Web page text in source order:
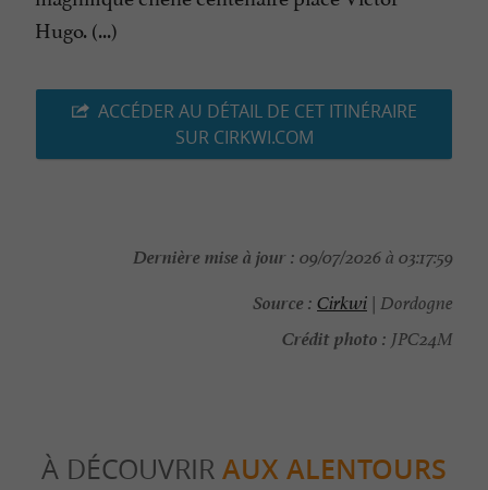
Hugo. (...)
ACCÉDER AU DÉTAIL DE CET ITINÉRAIRE
SUR CIRKWI.COM
Dernière mise à jour : 09/07/2026 à 03:17:59
Source : Cirkwi | Dordogne
Crédit photo : JPC24M
À DÉCOUVRIR AUX ALENTOURS